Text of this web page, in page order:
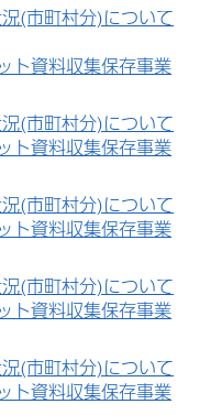
(市町村分)について
ト資料収集保存事業
(市町村分)について
ト資料収集保存事業
(市町村分)について
ト資料収集保存事業
(市町村分)について
ト資料収集保存事業
(市町村分)について
ト資料収集保存事業